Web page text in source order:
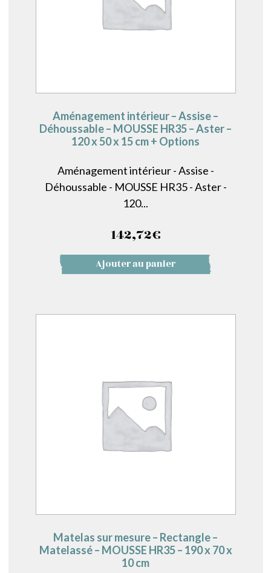
Aménagement intérieur – Assise –
Déhoussable – MOUSSE HR35 – Aster –
120 x 50 x 15 cm + Options
Aménagement intérieur - Assise -
Déhoussable - MOUSSE HR35 - Aster -
120...
142,72€
Ajouter au panier
Matelas sur mesure – Rectangle –
Matelassé – MOUSSE HR35 – 190 x 70 x
10 cm